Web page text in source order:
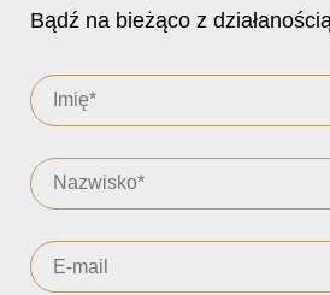
Bądź na bieżąco z